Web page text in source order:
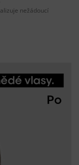
nežádoucí